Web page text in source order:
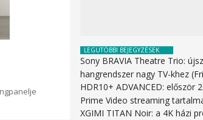
LEGUTÓBBI BEJEGYZÉSEK
Sony BRAVIA Theatre Trio:
hangrendszer nagy TV-khez
HDR10+ ADVANCED: először
Prime Video streaming
XGIMI TITAN Noir: a 4K házi